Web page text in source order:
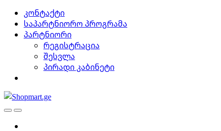
კონტაქტი
საპარტნიორო პროგრამა
პარტნიორი
რეგისტრაცია
შესვლა
პირადი კაბინეტი